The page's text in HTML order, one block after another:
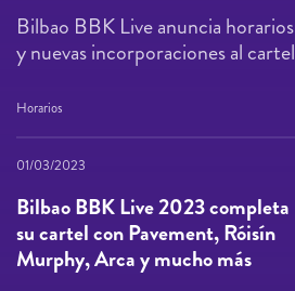
Bilbao BBK Live anuncia horarios
y nuevas incorporaciones al cartel
Horarios
01/03/2023
Bilbao BBK Live 2023 completa
su cartel con Pavement, Róisín
Murphy, Arca y mucho más